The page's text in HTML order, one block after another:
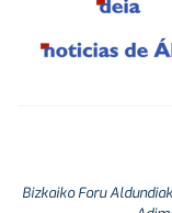
Bizkaiko Foru